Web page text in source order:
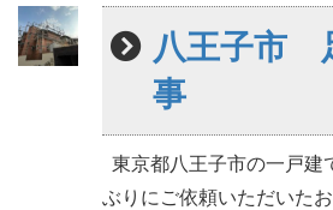
八王子市
事
東京都八王子市の一戸建
ぶりにご依頼いただいた